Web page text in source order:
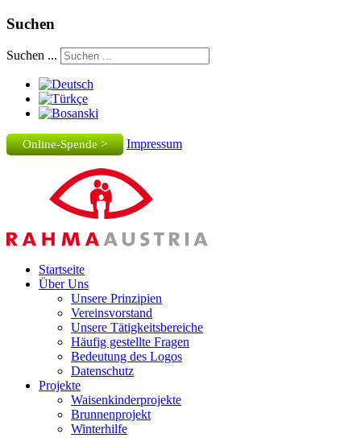
Suchen
Suchen ...
Online-Spende > Impressum
Startseite
Über Uns
Unsere Prinzipien
Vereinsvorstand
Unsere Tätigkeitsbereiche
Häufig gestellte Fragen
Bedeutung des Logos
Datenschutz
Projekte
Waisenkinderprojekte
Brunnenprojekt
Winterhilfe